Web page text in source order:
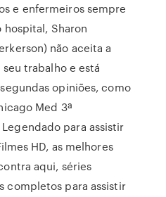
e enfermeiros sempre
Sharon
não aceita a
trabalho e está
opiniões, como
Med 3ª
para assistir
HD, as melhores
aqui, séries
completos para assistir